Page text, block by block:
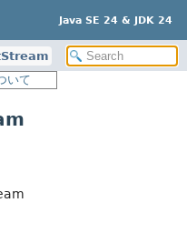
Java SE 24 & JDK 24
いて